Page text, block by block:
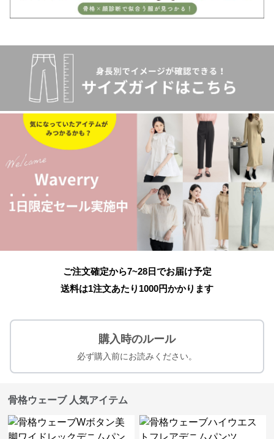
ご注文確定から7~28日でお届け予定
送料は1注文あたり 1000円かかります
購入時のルール
必ず購入前にお読みください。
骨格ウェーブ 人気アイテム